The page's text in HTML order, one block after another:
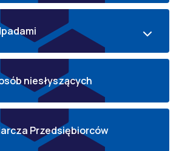
niesłyszących
Przedsiębiorców